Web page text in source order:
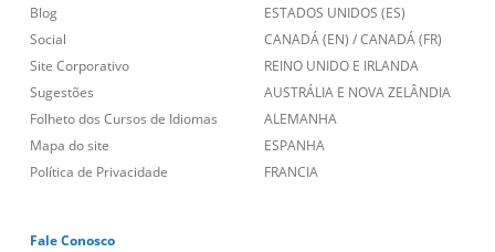
Blog
Social
Site Corporativo
Sugestões
Folheto dos Cursos de Idiomas
Mapa do site
Política de Privacidade
ESTADOS UNIDOS (ES)
CANADÁ (EN) /CANADÁ (FR)
REINO UNIDO E IRLANDA
AUSTRÁLIA E NOVA ZELÂNDIA
ALEMANHA
ESPANHA
FRANCIA
Fale Conosco